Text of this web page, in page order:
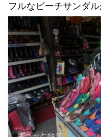
フルなビーチサンダル